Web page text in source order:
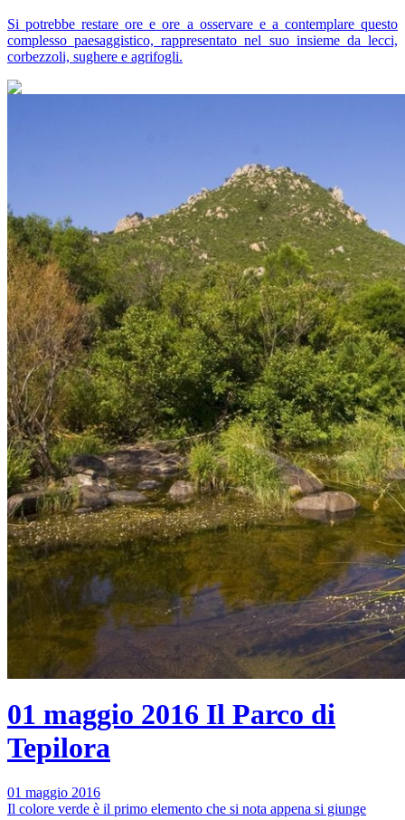
Si potrebbe restare ore e ore a osservare e a contemplare questo
complesso paesaggistico, rappresentato nel suo insieme da lecci,
corbezzoli, sughere e agrifogli.
01 maggio 2016 Il Parco di
Tepilora
01 maggio 2016
Il colore verde è il primo elemento che si nota appena si giunge